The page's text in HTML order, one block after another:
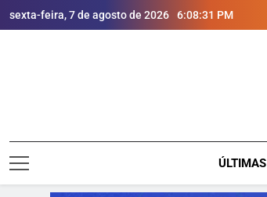
sexta-feira, 7 de agosto de 2026 6:08:32 PM
ÚLTIMAS